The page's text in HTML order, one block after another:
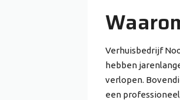
Verhuisbedrijf
hebben
verlopen.
een